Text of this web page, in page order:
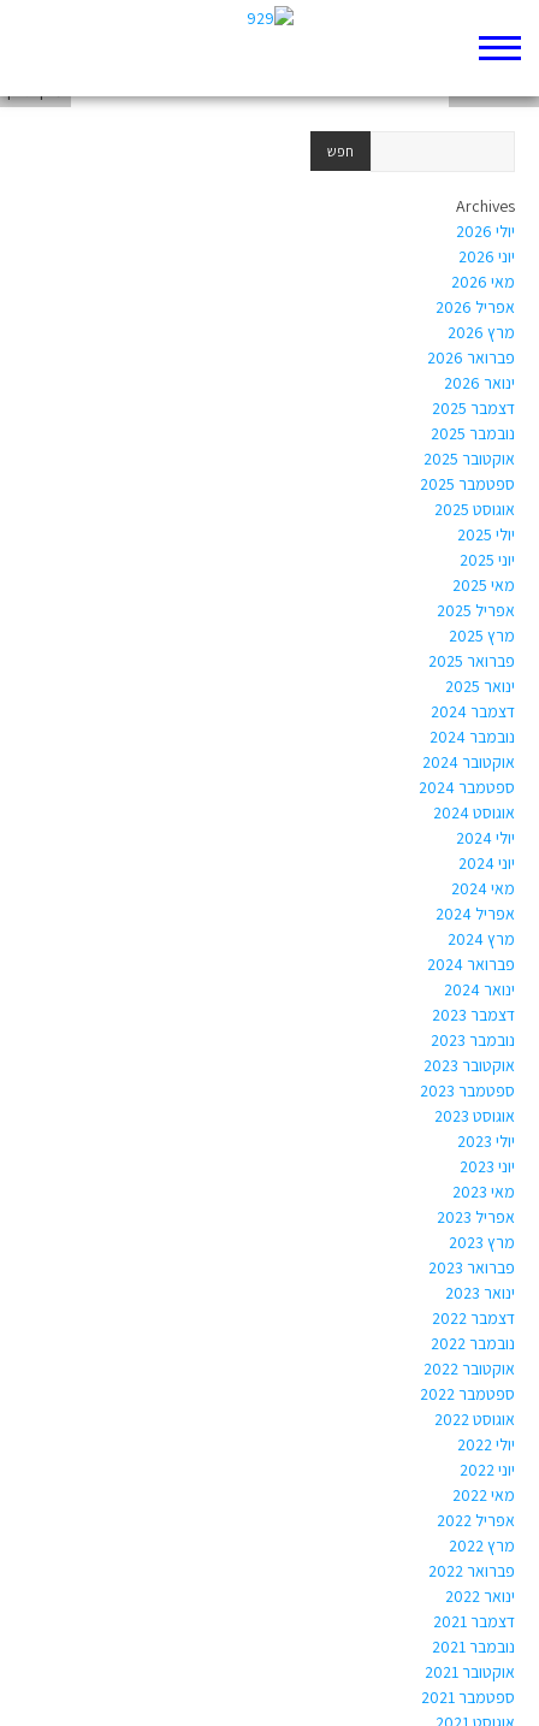
Archives
יולי 2026
יוני 2026
מאי 2026
אפריל 2026
מרץ 2026
פברואר 2026
ינואר 2026
דצמבר 2025
נובמבר 2025
אוקטובר 2025
ספטמבר 2025
אוגוסט 2025
יולי 2025
יוני 2025
מאי 2025
אפריל 2025
מרץ 2025
פברואר 2025
ינואר 2025
דצמבר 2024
נובמבר 2024
אוקטובר 2024
ספטמבר 2024
אוגוסט 2024
יולי 2024
יוני 2024
מאי 2024
אפריל 2024
מרץ 2024
פברואר 2024
ינואר 2024
דצמבר 2023
נובמבר 2023
אוקטובר 2023
ספטמבר 2023
אוגוסט 2023
יולי 2023
יוני 2023
מאי 2023
אפריל 2023
מרץ 2023
פברואר 2023
ינואר 2023
דצמבר 2022
נובמבר 2022
אוקטובר 2022
ספטמבר 2022
אוגוסט 2022
יולי 2022
יוני 2022
מאי 2022
אפריל 2022
מרץ 2022
פברואר 2022
ינואר 2022
דצמבר 2021
נובמבר 2021
אוקטובר 2021
ספטמבר 2021